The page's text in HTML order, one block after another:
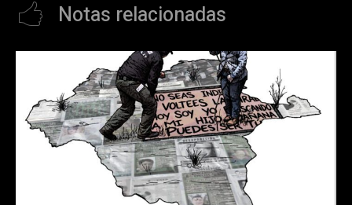
Notas relacionadas